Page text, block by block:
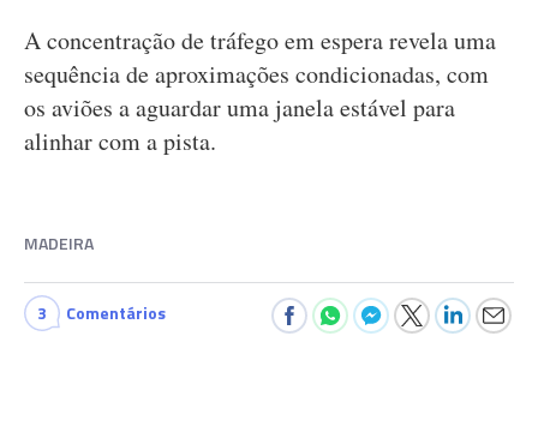
A concentração de tráfego em espera revela uma
sequência de aproximações condicionadas, com
os aviões a aguardar uma janela estável para
alinhar com a pista.
MADEIRA
3 Comentários